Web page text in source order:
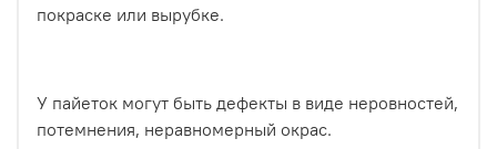
покраске или вырубке.
У пайеток могут быть дефекты в виде неровностей,
потемнения, неравномерный окрас.